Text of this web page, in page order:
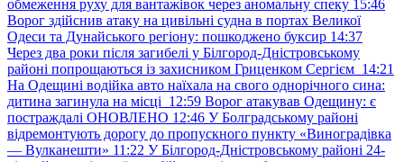
обмеження руху для вантажівок через аномальну спеку 15:46
Ворог здійснив атаку на цивільні судна в портах Великої
Одеси та Дунайського регіону: пошкоджено буксир 14:37
Через два роки після загибелі у Білгород-Дністровському
районі попрощаються із захисником Гриценком Сергієм 14:21
На Одещині водійка авто наїхала на свого однорічного сина:
дитина загинула на місці 12:59 Ворог атакував Одещину: є
постраждалі ОНОВЛЕНО 12:46 У Болградському районі
відремонтують дорогу до пропускного пункту «Виноградівка
— Вулканешти» 11:22 У Білгород-Дністровському районі 24-